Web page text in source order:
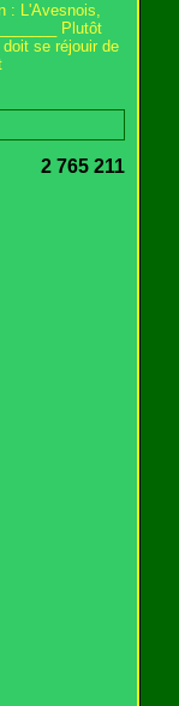
: L'Avesnois,
Plutôt
se réjouir de
2 765 211